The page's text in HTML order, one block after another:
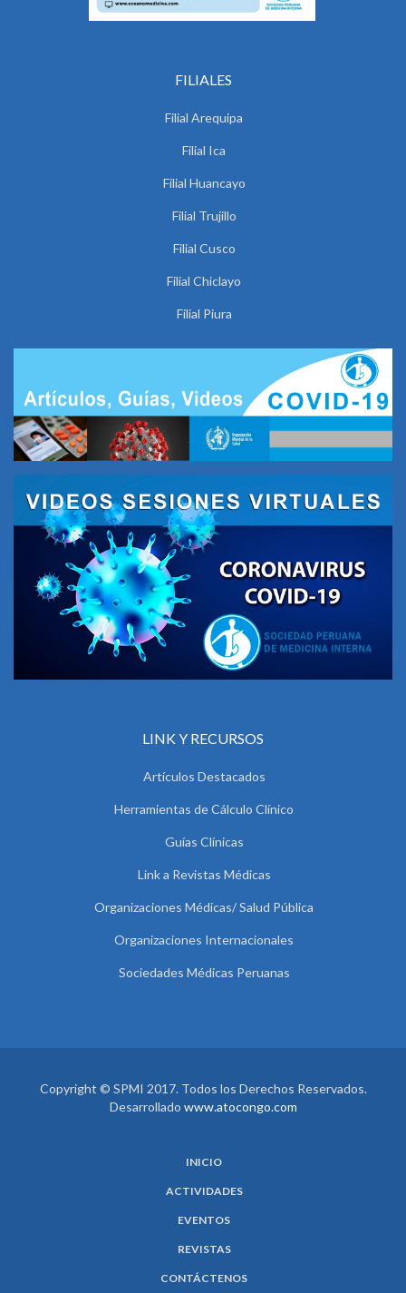
FILIALES
Filial Arequipa
Filial Ica
Filial Huancayo
Filial Trujillo
Filial Cusco
Filial Chiclayo
Filial Piura
LINK Y RECURSOS
Artículos Destacados
Herramientas de Cálculo Clínico
Guías Clínicas
Link a Revistas Médicas
Organizaciones Médicas/ Salud Pública
Organizaciones Internacionales
Sociedades Médicas Peruanas
Copyright © SPMI 2017. Todos los Derechos Reservados.
Desarrollado www.atocongo.com
INICIO
ACTIVIDADES
EVENTOS
REVISTAS
CONTÁCTENOS